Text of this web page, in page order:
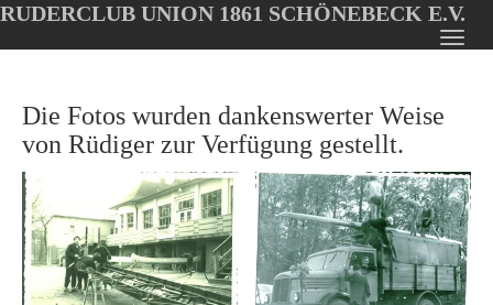
Oops, an error occurred! Code: 202608101116515a2a44f3
main
content
RUDERCLUB UNION 1861 SCHÖNEBECK E.V.
Die Fotos wurden dankenswerter Weise
von Rüdiger zur Verfügung gestellt.